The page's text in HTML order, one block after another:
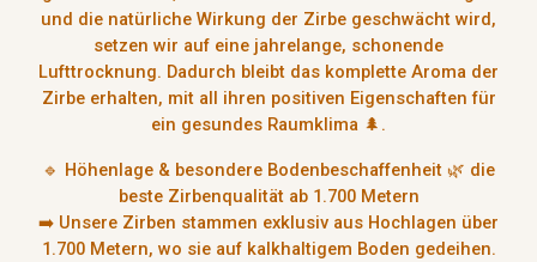
und die natürliche Wirkung der Zirbe geschwächt wird,
setzen wir auf eine jahrelange, schonende
Lufttrocknung. Dadurch bleibt das komplette Aroma der
Zirbe erhalten, mit all ihren positiven Eigenschaften für
ein gesundes Raumklima 🌲.
🔹 Höhenlage & besondere Bodenbeschaffenheit 🌿 die
beste Zirbenqualität ab 1.700 Metern
➡️ Unsere Zirben stammen exklusiv aus Hochlagen über
1.700 Metern, wo sie auf kalkhaltigem Boden gedeihen.